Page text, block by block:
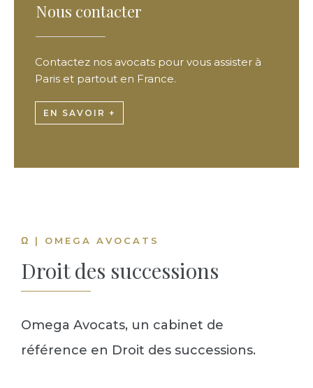
Nous contacter
Contactez nos avocats pour vous assister à
Paris et partout en France.
EN SAVOIR +
Ω | OMEGA AVOCATS
Droit des successions
Omega Avocats, un cabinet de
référence en Droit des successions.